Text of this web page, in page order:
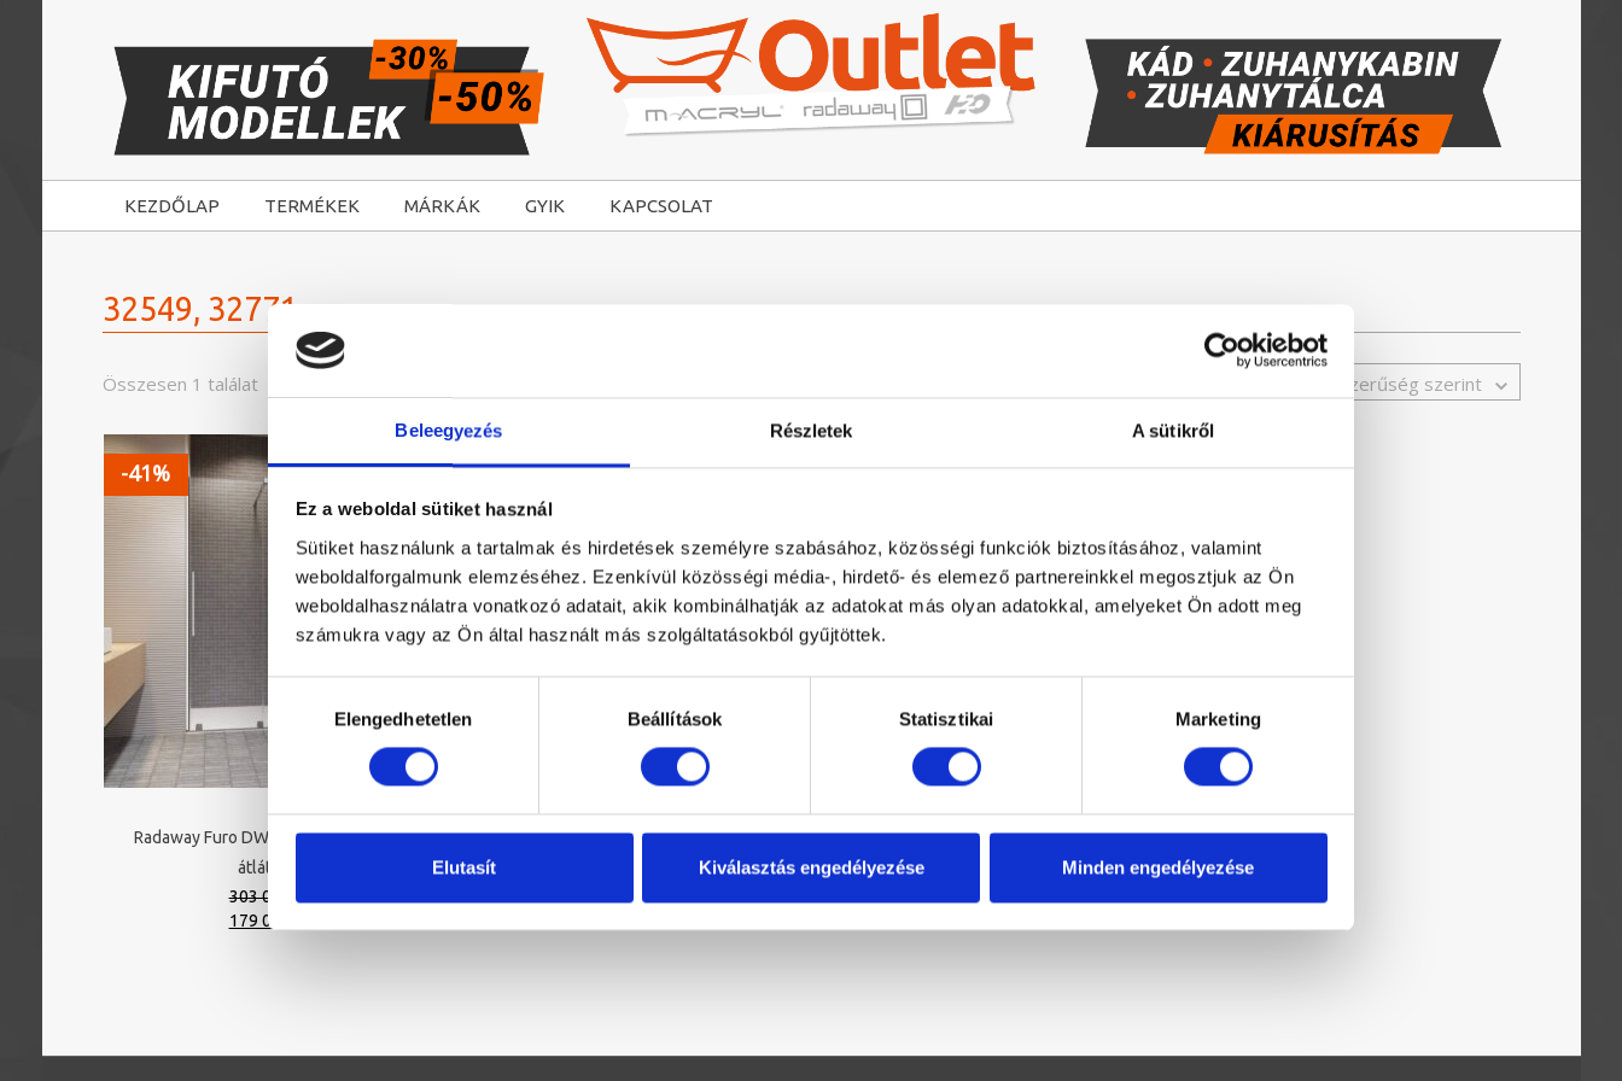
Beleegyezés Részletek A sütikről
Ez a weboldal sütiket használ
Sütiket használunk a tartalmak és hirdetések személyre szabásához, közösségi funkciók biztosításához, valamint
weboldalforgalmunk elemzéséhez. Ezenkívül közösségi média-, hirdető- és elemező partnereinkkel megosztjuk az Ön
weboldalhasználatra vonatkozó adatait, akik kombinálhatják az adatokat más olyan adatokkal, amelyeket Ön adott meg
számukra vagy az Ön által használt más szolgáltatásokból gyűjtöttek.
kiválasztásaElengedhetetlen Beállítások Statisztikai Marketing
Elutasít Kiválasztás engedélyezése Minden engedélyezése
KEZDŐLAP TERMÉKEK MÁRKÁK GYIK KAPCSOLAT
32549, 32771
Összesen 1 találat Népszerűség szerint
-41%
Radaway Furo DWJ 120J zuhanyajtó
átlátszó
303 000 Ft
Original
179 000 Ft